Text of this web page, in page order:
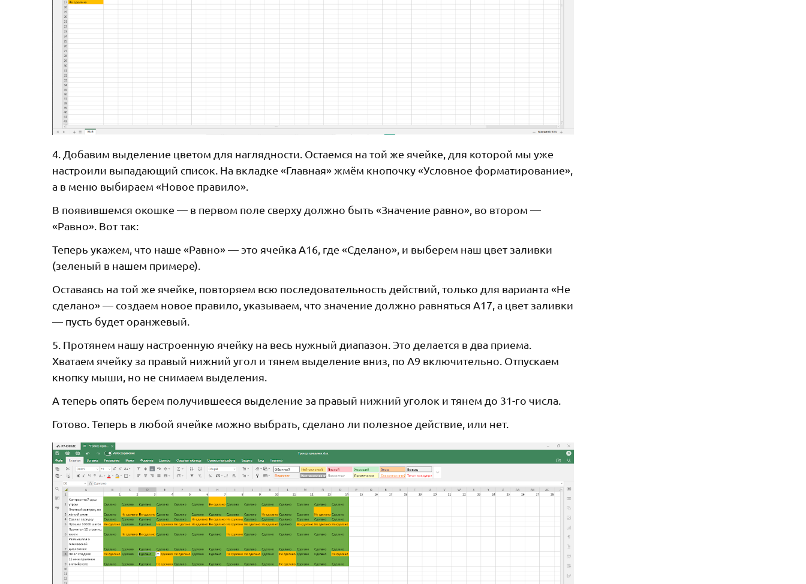
4. Добавим выделение цветом для наглядности. Остаемся на той же ячейке, для которой мы уже
настроили выпадающий список. На вкладке «Главная» жмём кнопочку «Условное форматирование»,
а в меню выбираем «Новое правило».
В появившемся окошке — в первом поле сверху должно быть «Значение равно», во втором —
«Равно». Вот так:
Теперь укажем, что наше «Равно» — это ячейка A16, где «Сделано», и выберем наш цвет заливки
(зеленый в нашем примере).
Оставаясь на той же ячейке, повторяем всю последовательность действий, только для варианта «Не
сделано» — создаем новое правило, указываем, что значение должно равняться A17, а цвет заливки
— пусть будет оранжевый.
5. Протянем нашу настроенную ячейку на весь нужный диапазон. Это делается в два приема.
Хватаем ячейку за правый нижний угол и тянем выделение вниз, по A9 включительно. Отпускаем
кнопку мыши, но не снимаем выделения.
А теперь опять берем получившееся выделение за правый нижний уголок и тянем до 31-го числа.
Готово. Теперь в любой ячейке можно выбрать, сделано ли полезное действие, или нет.